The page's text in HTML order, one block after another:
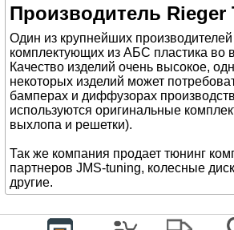
Производитель Rieger
Один из крупнейших
комплектующих из АБС пластика во
Качество изделий очень высокое,
некоторых изделий может
бамперах и диффузорах
используются оригинальные
выхлопа и решетки).
Так же компания продает тюнинг
партнеров JMS-tuning, колесные
другие.